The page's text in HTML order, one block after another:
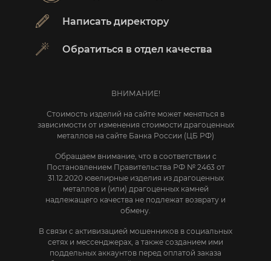
Написать директору
Обратиться в отдел качества
ВНИМАНИЕ!
Стоимость изделий на сайте может меняться в
зависимости от изменения стоимости драгоценных
металлов на сайте Банка России (ЦБ РФ)
Обращаем внимание, что в соответствии с
Постановлением Правительства РФ № 2463 от
31.12.2020 ювелирные изделия из драгоценных
металлов и (или) драгоценных камней
надлежащего качества не подлежат возврату и
обмену.
В связи с активизацией мошенников в социальных
сетях и мессенджерах, а также созданием ими
поддельных аккаунтов перед оплатой заказа